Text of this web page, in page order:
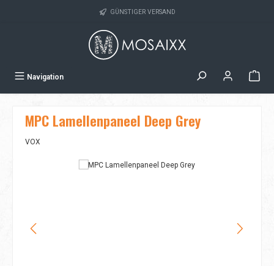
GÜNSTIGER VERSAND
Navigation
MPC Lamellenpaneel Deep Grey
VOX
Bildergalerie überspringen